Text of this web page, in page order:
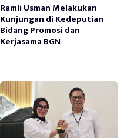
Ramli Usman Melakukan
Kunjungan di Kedeputian
Bidang Promosi dan
Kerjasama BGN